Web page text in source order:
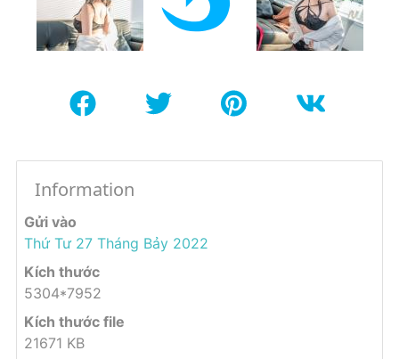
Information
Gửi vào
Thứ Tư 27 Tháng Bảy 2022
Kích thước
5304*7952
Kích thước file
21671 KB